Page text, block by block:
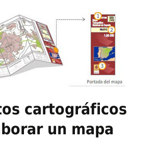
cartográficos
un mapa